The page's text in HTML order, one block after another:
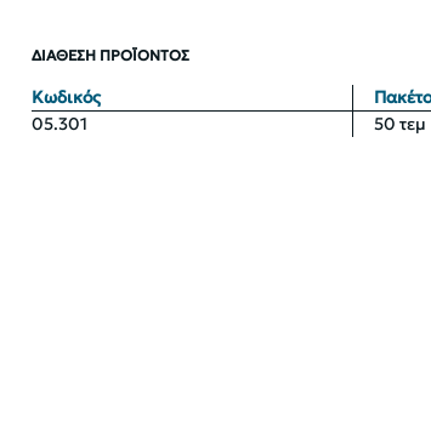
ΔΙΑΘΕΣΗ ΠΡΟΪΟΝΤΟΣ
Κωδικός
Πακέτο
05.301
50 τεμ